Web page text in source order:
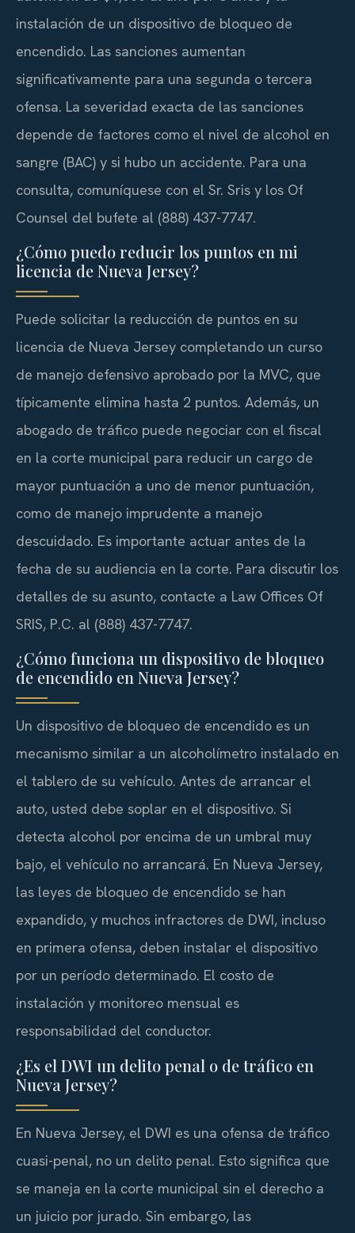
instalación de un dispositivo de bloqueo de
encendido. Las sanciones aumentan
significativamente para una segunda o tercera
ofensa. La severidad exacta de las sanciones
depende de factores como el nivel de alcohol en
sangre (BAC) y si hubo un accidente. Para una
consulta, comuníquese con el Sr. Sris y los Of
Counsel del bufete al (888) 437-7747.
¿Cómo puedo reducir los puntos en mi
licencia de Nueva Jersey?
Puede solicitar la reducción de puntos en su
licencia de Nueva Jersey completando un curso
de manejo defensivo aprobado por la MVC, que
típicamente elimina hasta 2 puntos. Además, un
abogado de tráfico puede negociar con el fiscal
en la corte municipal para reducir un cargo de
mayor puntuación a uno de menor puntuación,
como de manejo imprudente a manejo
descuidado. Es importante actuar antes de la
fecha de su audiencia en la corte. Para discutir los
detalles de su asunto, contacte a Law Offices Of
SRIS, P.C. al (888) 437-7747.
¿Cómo funciona un dispositivo de bloqueo
de encendido en Nueva Jersey?
Un dispositivo de bloqueo de encendido es un
mecanismo similar a un alcoholímetro instalado en
el tablero de su vehículo. Antes de arrancar el
auto, usted debe soplar en el dispositivo. Si
detecta alcohol por encima de un umbral muy
bajo, el vehículo no arrancará. En Nueva Jersey,
las leyes de bloqueo de encendido se han
expandido, y muchos infractores de DWI, incluso
en primera ofensa, deben instalar el dispositivo
por un período determinado. El costo de
instalación y monitoreo mensual es
responsabilidad del conductor.
¿Es el DWI un delito penal o de tráfico en
Nueva Jersey?
En Nueva Jersey, el DWI es una ofensa de tráfico
cuasi-penal, no un delito penal. Esto significa que
se maneja en la corte municipal sin el derecho a
un juicio por jurado. Sin embargo, las